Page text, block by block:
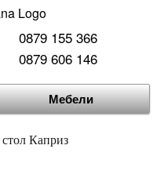
0879 155 366
0879 606 146
Мебели
Каприз